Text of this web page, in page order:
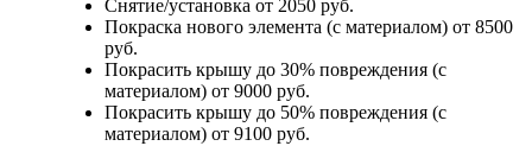
Снятие/установка от 2050 руб.
Покраска нового элемента (с материалом) от 8500
руб.
Покрасить крышу до 30% повреждения (с
материалом) от 9000 руб.
Покрасить крышу до 50% повреждения (с
материалом) от 9100 руб.